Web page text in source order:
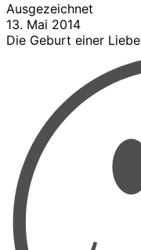
Ausgezeichnet
13. Mai 2014
Die Geburt einer Liebe